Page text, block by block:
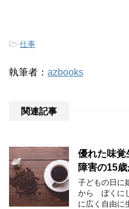
-仕事
執筆者： azbooks
関連記事
優れた味
障害の15
子どもの日に
から ぼくに
に広く自由に